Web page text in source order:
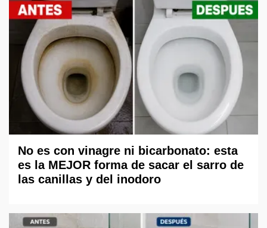
No es con vinagre ni bicarbonato: esta
es la MEJOR forma de sacar el sarro de
las canillas y del inodoro